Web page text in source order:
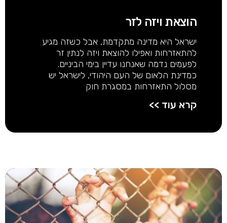
הוצאת ויזה לזר
ישראל היא מדינה מתקדמת, אבל כשזה מגיע
להתאזרחות ואפילו להוצאת ויזה לנתין זר
לפעמים נדמה שאנחנו עדיין בימי הביניים.
כמדינת הלאום של העם היהודי, לישראל יש
מסלול התאזרחות במסגרת חוק
קרא עוד >>